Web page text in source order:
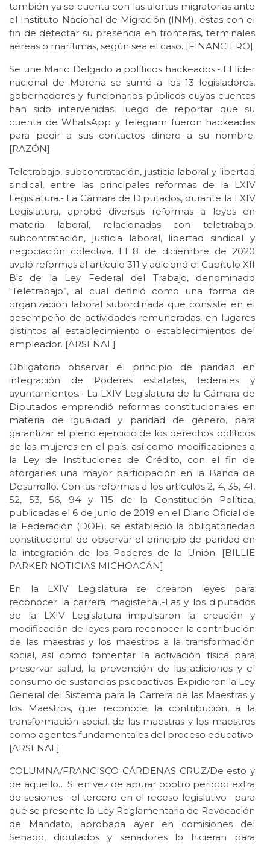
también ya se cuenta con las alertas migratorias ante
el Instituto Nacional de Migración (INM), estas con el
fin de detectar su presencia en fronteras, terminales
aéreas o marítimas, según sea el caso. [FINANCIERO]
Se une Mario Delgado a políticos hackeados.- El líder
nacional de Morena se sumó a los 13 legisladores,
gobernadores y funcionarios públicos cuyas cuentas
han sido intervenidas, luego de reportar que su
cuenta de WhatsApp y Telegram fueron hackeadas
para pedir a sus contactos dinero a su nombre.
[RAZÓN]
Teletrabajo, subcontratación, justicia laboral y libertad
sindical, entre las principales reformas de la LXIV
Legislatura.- La Cámara de Diputados, durante la LXIV
Legislatura, aprobó diversas reformas a leyes en
materia laboral, relacionadas con teletrabajo,
subcontratación, justicia laboral, libertad sindical y
negociación colectiva. El 8 de diciembre de 2020
avaló reformas al artículo 311 y adicionó el Capítulo XII
Bis de la Ley Federal del Trabajo, denominado
“Teletrabajo”, al cual definió como una forma de
organización laboral subordinada que consiste en el
desempeño de actividades remuneradas, en lugares
distintos al establecimiento o establecimientos del
empleador. [ARSENAL]
Obligatorio observar el principio de paridad en
integración de Poderes estatales, federales y
ayuntamientos.- La LXIV Legislatura de la Cámara de
Diputados emprendió reformas constitucionales en
materia de igualdad y paridad de género, para
garantizar el pleno ejercicio de los derechos políticos
de las mujeres en el país, así como modificaciones a
la Ley de Instituciones de Crédito, con el fin de
otorgarles una mayor participación en la Banca de
Desarrollo. Con las reformas a los artículos 2, 4, 35, 41,
52, 53, 56, 94 y 115 de la Constitución Política,
publicadas el 6 de junio de 2019 en el Diario Oficial de
la Federación (DOF), se estableció la obligatoriedad
constitucional de observar el principio de paridad en
la integración de los Poderes de la Unión. [BILLIE
PARKER NOTICIAS MICHOACÁN]
En la LXIV Legislatura se crearon leyes para
reconocer la carrera magisterial.-Las y los diputados
de la LXIV Legislatura impulsaron la creación y
modificación de leyes para reconocer la contribución
de las maestras y los maestros a la transformación
social, así como fomentar la activación física para
preservar salud, la prevención de las adiciones y el
consumo de sustancias psicoactivas. Expidieron la Ley
General del Sistema para la Carrera de las Maestras y
los Maestros, que reconoce la contribución, a la
transformación social, de las maestras y los maestros
como agentes fundamentales del proceso educativo.
[ARSENAL]
COLUMNA/FRANCISCO CÁRDENAS CRUZ/De esto y
de aquello… Si en vez de apurar oootro periodo extra
de sesiones –el tercero en el receso legislativo– para
que se presente la Ley Reglamentaria de Revocación
de Mandato, aprobada ayer en comisiones del
Senado, diputados y senadores lo hicieran para